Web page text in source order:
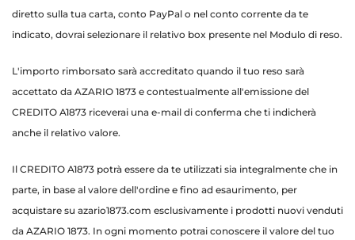
diretto sulla tua carta, conto PayPal o nel conto corrente da te
indicato, dovrai selezionare il relativo box presente nel Modulo di reso.
L'importo rimborsato sarà accreditato quando il tuo reso sarà
accettato da AZARIO 1873 e contestualmente all'emissione del
CREDITO A1873 riceverai una e-mail di conferma che ti indicherà
anche il relativo valore.
Il CREDITO A1873 potrà essere da te utilizzati sia integralmente che in
parte, in base al valore dell'ordine e fino ad esaurimento, per
acquistare su azario1873.com esclusivamente i prodotti nuovi venduti
da AZARIO 1873. In ogni momento potrai conoscere il valore del tuo